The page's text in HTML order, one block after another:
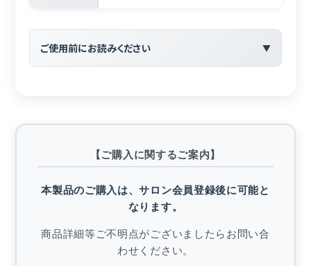
ご使用前にお読みください
使用中、赤味、はれ、かゆみ、刺激、色抜け（白斑等）
や黒ずみ等の異常があらわれた場合は使用を中止してく
ださい。そのまま化粧品類の使用を続けますと症状を悪
極端に高温又は低温の場所、直射日光の当たる場所には
【ご購入に関するご案内】
本製品のご購入は、サロン会員登録後に可能と
なります。
商品詳細等ご不明点がございましたらお問い合
わせください。